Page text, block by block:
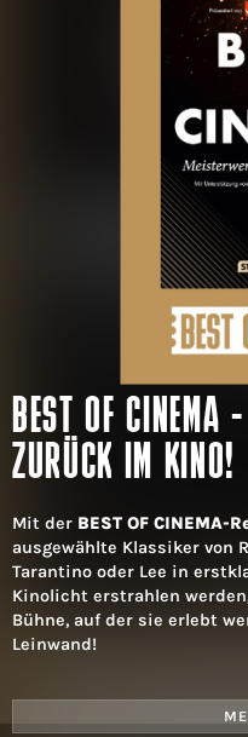
BEST OF CINEMA
ZURÜCK IM KINO!
Mit der BEST OF CINEMA-
ausgewählte Klassiker von
Tarantino oder Lee in
Kinolicht erstrahlen
Bühne, auf der sie erlebt
Leinwand!